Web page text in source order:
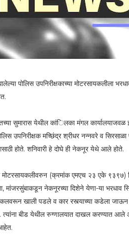
पोलिस उपनिरीक्षकाच्या मोटरसायकलीला
सुमारास येथील कांिलका मंगल
उपनिरीक्षक मच्छिंद्र श्रीधर नन्नवरे व
होते. शनिवारी हे दोघे ही नेकनूर येथे आले होते.
(क्रमांक एमएच २३ एके ९३९७)
मांजरसुंबाकडून नेकनूरच्या दिशेने येणा-या भरधाव
खाली पडले व कार रस्त्याच्या कडेला
त्यांना बीड येथील रुग्णालयात दाखल करण्यात